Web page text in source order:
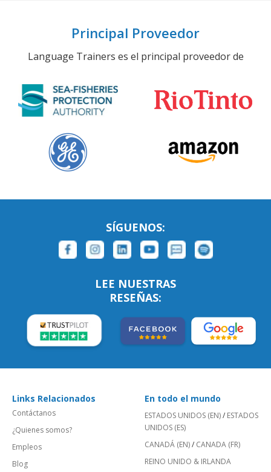
Principal Proveedor
Language Trainers es el principal proveedor de
SÍGUENOS:
LEE NUESTRAS
RESEÑAS:
Links Relacionados
Contáctanos
¿Quienes somos?
Empleos
Blog
En todo el mundo
ESTADOS UNIDOS (EN)/ ESTADOS
UNIDOS (ES)
CANADÁ (EN)/ CANADA (FR)
REINO UNIDO & IRLANDA